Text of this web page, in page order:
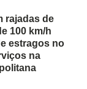
rajadas de
100 km/h
estragos no
na